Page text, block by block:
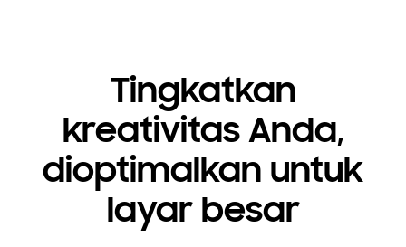
Tingkatkan
kreativitas Anda,
dioptimalkan untuk
layar besar